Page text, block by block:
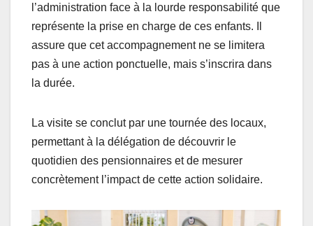
l’administration face à la lourde responsabilité que
représente la prise en charge de ces enfants. Il
assure que cet accompagnement ne se limitera
pas à une action ponctuelle, mais s’inscrira dans
la durée.
La visite se conclut par une tournée des locaux,
permettant à la délégation de découvrir le
quotidien des pensionnaires et de mesurer
concrètement l’impact de cette action solidaire.